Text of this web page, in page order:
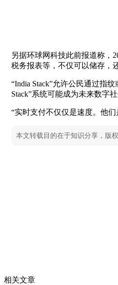
另据环球网科技此前报道称，
税务报表等，不仅可以储存，
“India Stack”允许公民通过指
Stack”系统可能成为未来数字
“实时支付不仅仅是速度。他
本文转载目的在于知识分享，版
相关文章